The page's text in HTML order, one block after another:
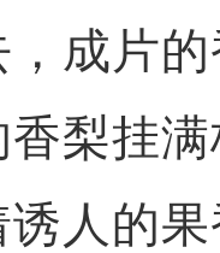
成片
梨挂
人的